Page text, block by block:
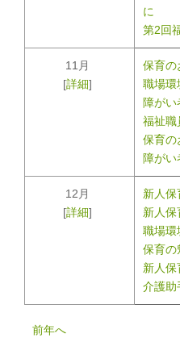
に
第2回
11月
[詳細]
保育の
職場環
障が
福祉職
保育の
障が
12月
[詳細]
新人
新人
職場環
保育の
新人
介護助
前年へ